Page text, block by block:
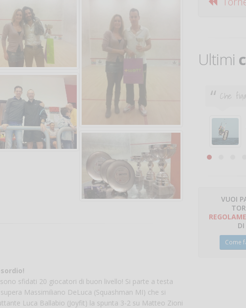
sfidati 20 giocatori di buon livello! Si parte a testa
Massimiliano DeLuca (Squashman MI) che si
Luca Ballabio (Joyfit) la spunta 3-2 su Matteo Zioni
Ultimi
come fare per prenotare
il campo per giocare con
un mio amico?
Devo chiamare il numero
telefonico o si può fare
online?
Grazie
Che
VUOI
DI
Come